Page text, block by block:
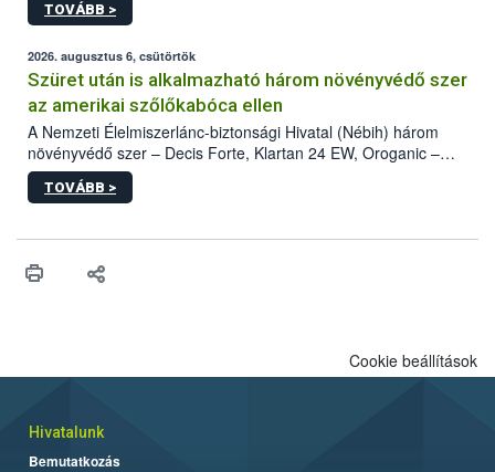
kártevőt nem csak színcsapdában találták meg, de már fertőzött
az intenzív felderítést, emellett az intézkedéseket a szlovák
hatósággal is összehangolják a terjedés megállítása érdekében.
TOVÁBB >
2026. augusztus 6, csütörtök
Szüret után is alkalmazható három növényvédő szer
az amerikai szőlőkabóca ellen
A Nemzeti Élelmiszerlánc-biztonsági Hivatal (Nébih) három
növényvédő szer – Decis Forte, Klartan 24 EW, Oroganic –
engedélyokiratát módosította, így azok a szüretet követően,
egészen a vesszőérettség (BBCH 91) stádiumáig
érésű szőlőkben is legyen lehetőség a károsító elleni további
felhasználók számára is elérhető és ökológiai termesztésben is
TOVÁBB >
Cookie beállítások
Hivatalunk
Bemutatkozás